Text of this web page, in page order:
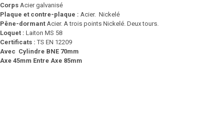
Corps Acier galvanisé
Plaque et contre-plaque : Acier. Nickelé
Pêne-dormant Acier. A trois points Nickelé. Deux tours.
Loquet : Laiton MS 58
Certificats : TS EN 12209
Avec Cylindre BNE 70mm
Axe 45mm Entre Axe 85mm